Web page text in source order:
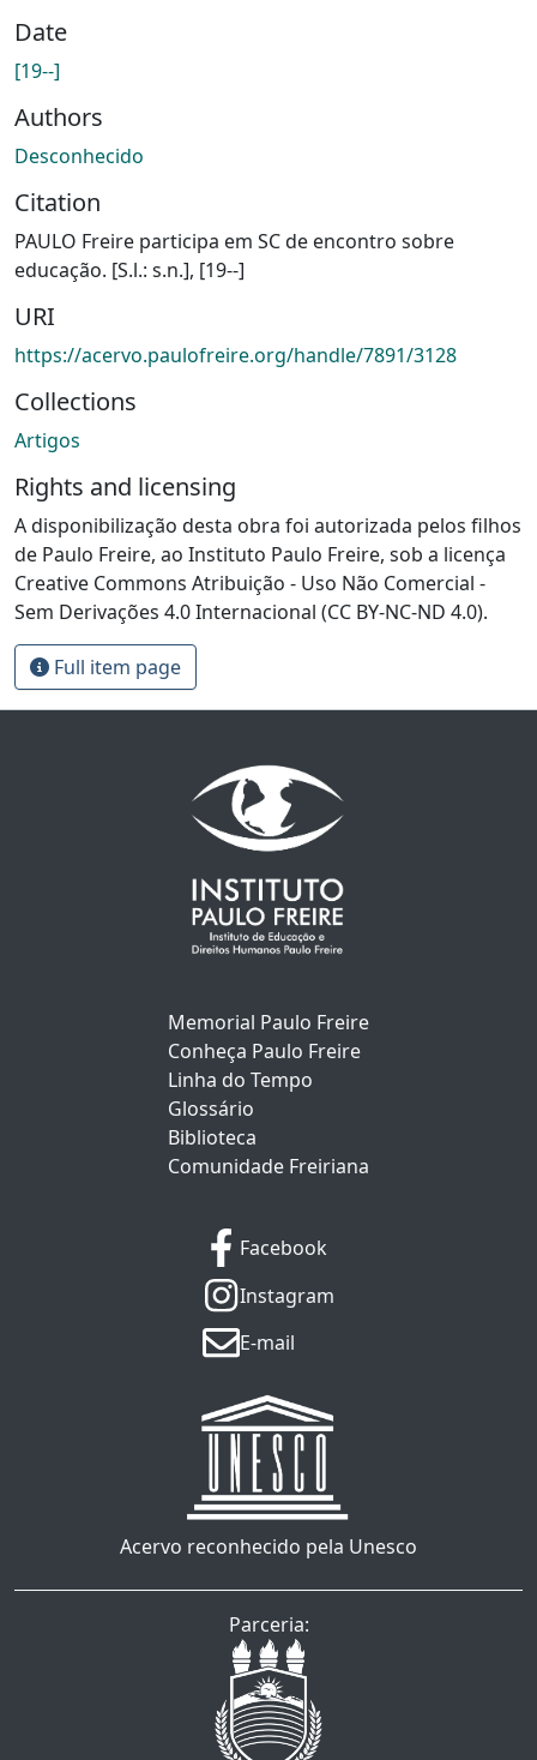
Date
[19--]
Authors
Desconhecido
Citation
PAULO Freire participa em SC de encontro sobre
educação. [S.l.: s.n.], [19--]
URI
https://acervo.paulofreire.org/handle/7891/3128
Collections
Artigos
Rights and licensing
A disponibilização desta obra foi autorizada pelos filhos
de Paulo Freire, ao Instituto Paulo Freire, sob a licença
Creative Commons Atribuição - Uso Não Comercial -
Sem Derivações 4.0 Internacional (CC BY-NC-ND 4.0).
Full item page
Memorial Paulo Freire
Conheça Paulo Freire
Linha do Tempo
Glossário
Biblioteca
Comunidade Freiriana
Facebook
Instagram
E-mail
Acervo reconhecido pela Unesco
Parceria: